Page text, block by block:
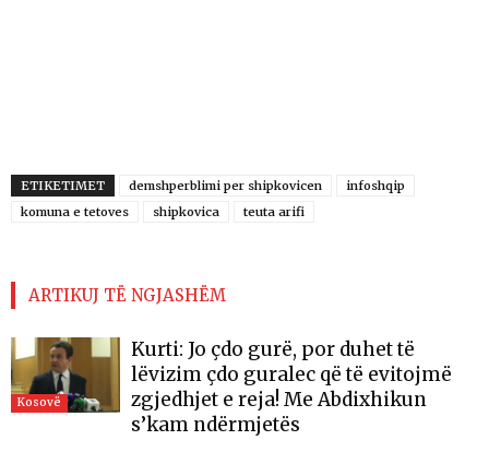
ETIKETIMET demshperblimi per shipkovicen
infoshqip
komuna e tetoves
shipkovica teuta arifi
ARTIKUJ TË NGJASHËM
Kosovë
Kurti: Jo çdo gurë, por duhet të
lëvizim çdo guralec që të evitojmë
zgjedhjet e reja! Me Abdixhikun
s’kam ndërmjetës